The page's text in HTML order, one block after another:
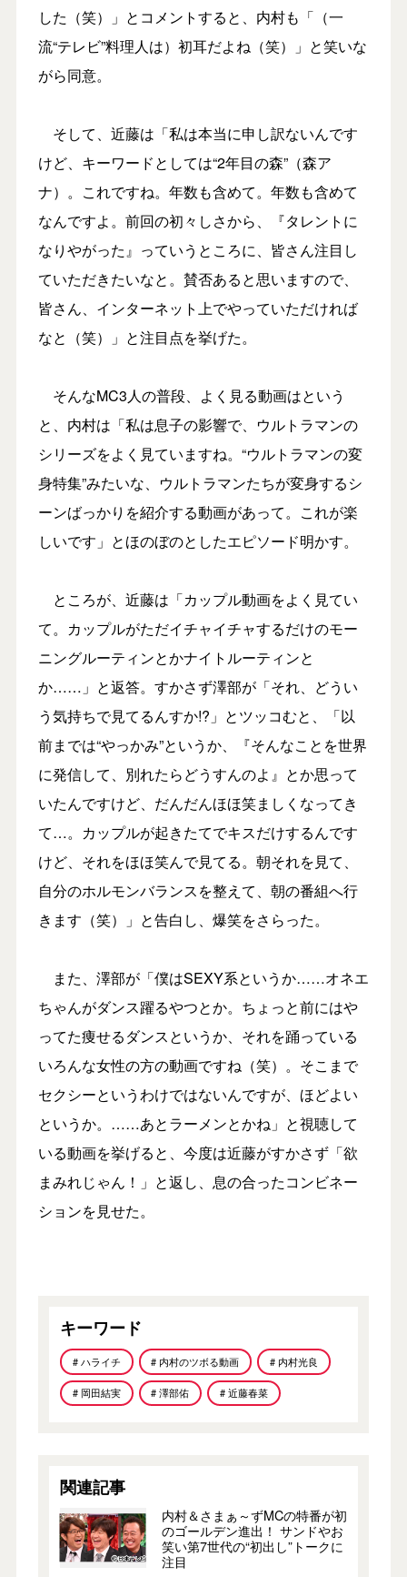
した（笑）」とコメントすると、内村も「（一
流“テレビ”料理人は）初耳だよね（笑）」と笑いな
がら同意。
そして、近藤は「私は本当に申し訳ないんです
けど、キーワードとしては“2年目の森”（森ア
ナ）。これですね。年数も含めて。年数も含めて
なんですよ。前回の初々しさから、『タレントに
なりやがった』っていうところに、皆さん注目し
ていただきたいなと。賛否あると思いますので、
皆さん、インターネット上でやっていただければ
なと（笑）」と注目点を挙げた。
そんなMC3人の普段、よく見る動画はという
と、内村は「私は息子の影響で、ウルトラマンの
シリーズをよく見ていますね。“ウルトラマンの変
身特集”みたいな、ウルトラマンたちが変身するシ
ーンばっかりを紹介する動画があって。これが楽
しいです」とほのぼのとしたエピソード明かす。
ところが、近藤は「カップル動画をよく見てい
て。カップルがただイチャイチャするだけのモー
ニングルーティンとかナイトルーティンと
か……」と返答。すかさず澤部が「それ、どうい
う気持ちで見てるんすか!?」とツッコむと、「以
前までは“やっかみ”というか、『そんなことを世界
に発信して、別れたらどうすんのよ』とか思って
いたんですけど、だんだんほほ笑ましくなってき
て…。カップルが起きたてでキスだけするんです
けど、それをほほ笑んで見てる。朝それを見て、
自分のホルモンバランスを整えて、朝の番組へ行
きます（笑）」と告白し、爆笑をさらった。
また、澤部が「僕はSEXY系というか……オネエ
ちゃんがダンス躍るやつとか。ちょっと前にはや
ってた痩せるダンスというか、それを踊っている
いろんな女性の方の動画ですね（笑）。そこまで
セクシーというわけではないんですが、ほどよい
というか。……あとラーメンとかね」と視聴して
いる動画を挙げると、今度は近藤がすかさず「欲
まみれじゃん！」と返し、息の合ったコンビネー
ションを見せた。
キーワード
# ハライチ # 内村のツボる動画 # 内村光良
# 岡田結実 # 澤部佑 # 近藤春菜
関連記事
内村＆さまぁ～ずMCの特番が初
のゴールデン進出！ サンドやお
笑い第7世代の“初出し”トークに
注目